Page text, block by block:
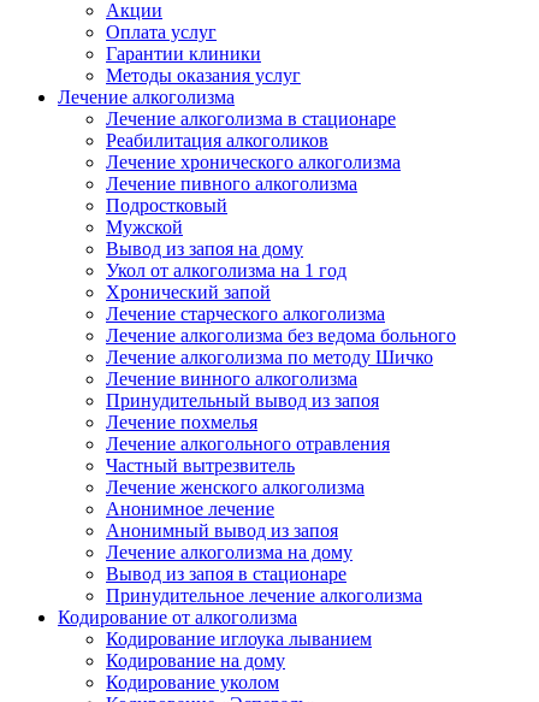
Акции
Оплата услуг
Гарантии клиники
Методы оказания услуг
Лечение алкоголизма
Лечение алкоголизма в стационаре
Реабилитация алкоголиков
Лечение хронического алкоголизма
Лечение пивного алкоголизма
Подростковый
Мужской
Вывод из запоя на дому
Укол от алкоголизма на 1 год
Хронический запой
Лечение старческого алкоголизма
Лечение алкоголизма без ведома больного
Лечение алкоголизма по методу Шичко
Лечение винного алкоголизма
Принудительный вывод из запоя
Лечение похмелья
Лечение алкогольного отравления
Частный вытрезвитель
Лечение женского алкоголизма
Анонимное лечение
Анонимный вывод из запоя
Лечение алкоголизма на дому
Вывод из запоя в стационаре
Принудительное лечение алкоголизма
Кодирование от алкоголизма
Кодирование иглоука лыванием
Кодирование на дому
Кодирование уколом